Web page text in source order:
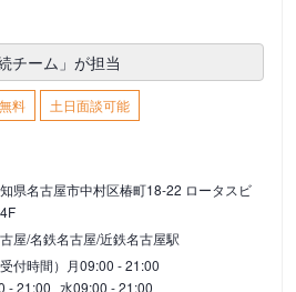
チーム」が担当
料
土日面談可能
県名古屋市中村区椿町18-22 ロータスビ
屋/名鉄名古屋/近鉄名古屋駅
受付時間） 月09:00 - 21:00
- 21:00 水09:00 - 21:00